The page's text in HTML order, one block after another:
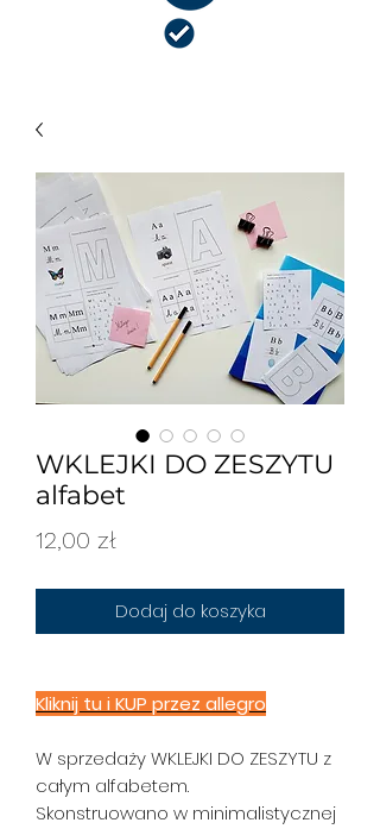
NIEZBĘDNIK NAUCZYCIELA
WKLEJKI DO ZESZYTU
alfabet
12,00 złCena
Dodaj do koszyka
Kliknij tu i KUP przez allegro
W sprzedaży WKLEJKI DO ZESZYTU z
całym alfabetem.
Skonstruowano w minimalistycznej